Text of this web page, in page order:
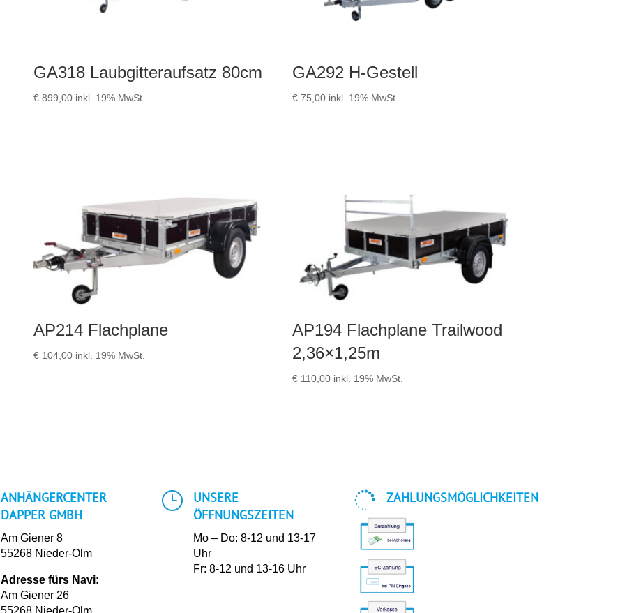
GA318 Laubgitteraufsatz 80cm
€899,00 inkl. 19% MwSt.
GA292 H-Gestell
€ 75,00 inkl. 19% MwSt.
AP214 Flachplane
€104,00 inkl. 19% MwSt.
AP194 Flachplane Trailwood
2,36×1,25m
€ 110,00 inkl. 19% MwSt.
ANHÄNGERCENTER
DAPPER GMBH
Am Giener 8
55268 Nieder-Olm
Adresse fürs Navi:
Am Giener 26
55268 Nieder-Olm
}
UNSERE
ÖFFNUNGSZEITEN
Mo – Do: 8-12 und 13-17
Uhr
Fr: 8-12 und 13-16 Uhr
 ZAHLUNGSMÖGLICHKEITEN